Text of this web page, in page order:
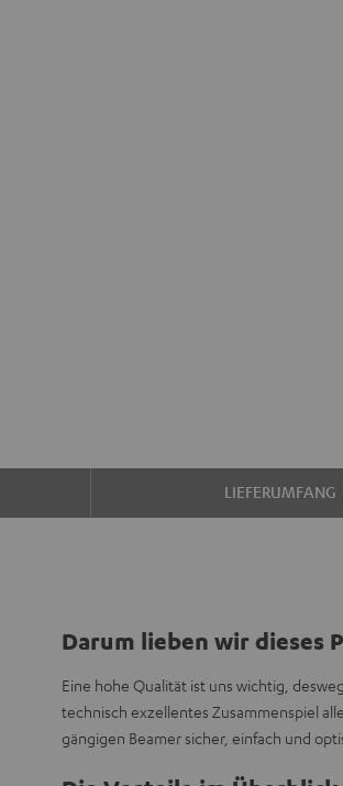
LIEFERUMFANG
Darum lieben wir dieses
Eine hohe Qualität ist uns wichtig,
technisch exzellentes Zusammenspiel
gängigen Beamer sicher, einfach und